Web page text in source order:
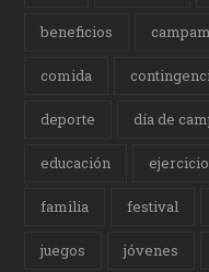
beneficios
comida
deporte día de
educación ejercicio
familia festival
juegos jóvenes